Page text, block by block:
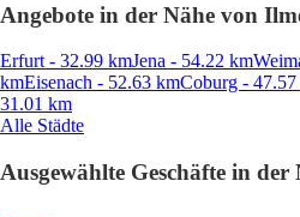
Angebote in der Nähe von
Erfurt - 32.99 kmJena - 54.22 km
kmEisenach - 52.63 kmCoburg -
31.01 km
Alle Städte
Ausgewählte Geschäfte in der